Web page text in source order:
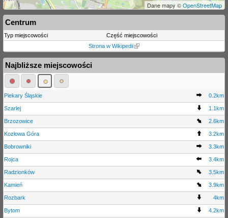
Dane mapy ©OpenStreetMap
Centrum
Typ miejscowości
Część miejscowości
Strona w Wikipedii
Najbliższe miejscowości
Piekary Śląskie 0.2km
Szarlej 1.1km
Brzozowice 2.6km
Kozłowa Góra 3.2km
Bobrowniki 3.3km
Rojca 3.4km
Radzionków 3.5km
Kamień 3.9km
Rozbark 4km
Bytom 4.2km